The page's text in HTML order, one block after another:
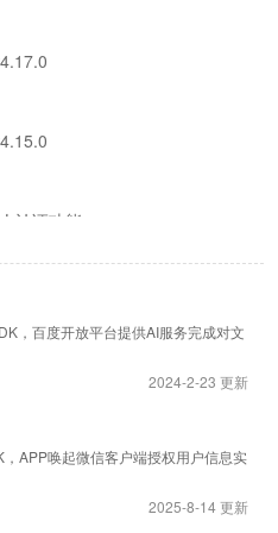
认证功能
，百度开放平台提供AI服务完成对文
2024-2-23 更新
APP唤起微信客户端授权用户信息实
2025-8-14 更新